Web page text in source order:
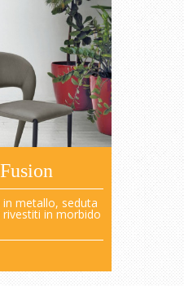
metallo, seduta
in morbido